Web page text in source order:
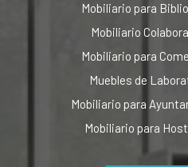
Mobiliario para
Mobiliario
Mobiliario para
Muebles de
Mobiliario para
Mobiliario para